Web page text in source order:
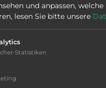
Webseite:
und anpassen,
lesen Sie bitte unsere
Statistiken